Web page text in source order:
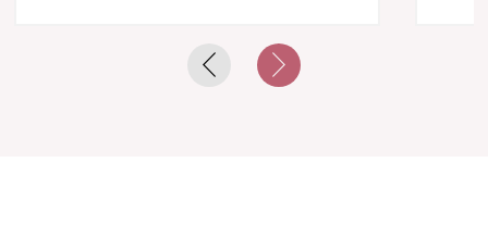
Previous slideNext slide